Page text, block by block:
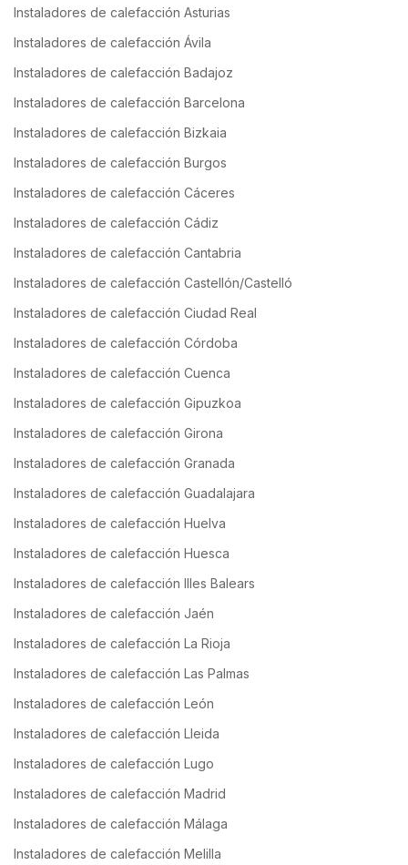
Instaladores de calefacción Asturias
Instaladores de calefacción Ávila
Instaladores de calefacción Badajoz
Instaladores de calefacción Barcelona
Instaladores de calefacción Bizkaia
Instaladores de calefacción Burgos
Instaladores de calefacción Cáceres
Instaladores de calefacción Cádiz
Instaladores de calefacción Cantabria
Instaladores de calefacción Castellón/Castelló
Instaladores de calefacción Ciudad Real
Instaladores de calefacción Córdoba
Instaladores de calefacción Cuenca
Instaladores de calefacción Gipuzkoa
Instaladores de calefacción Girona
Instaladores de calefacción Granada
Instaladores de calefacción Guadalajara
Instaladores de calefacción Huelva
Instaladores de calefacción Huesca
Instaladores de calefacción Illes Balears
Instaladores de calefacción Jaén
Instaladores de calefacción La Rioja
Instaladores de calefacción Las Palmas
Instaladores de calefacción León
Instaladores de calefacción Lleida
Instaladores de calefacción Lugo
Instaladores de calefacción Madrid
Instaladores de calefacción Málaga
Instaladores de calefacción Melilla